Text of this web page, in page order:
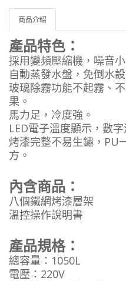
商品介紹
產品特色：
採用變頻壓縮機，噪音
自動蒸發水盤，免倒水設
玻璃除霧功能不起霧、
果。
馬力足，冷度強。
LED電子溫度顯示，數
烤漆完整不易生鏽，PU
方。
內含商品：
八個鐵網烤漆層架
溫控操作說明書
產品規格：
總容量：1050L
電壓：220V